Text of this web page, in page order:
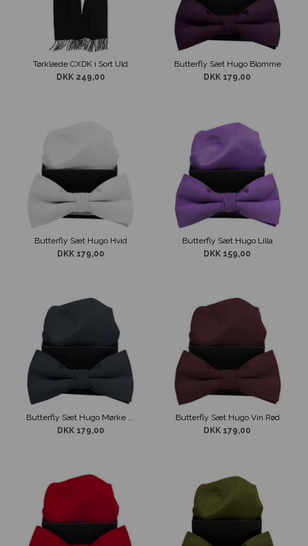
Tørklæde CXDK i Sort Uld
DKK 249,00
Butterfly Sæt Hugo Blomme
DKK 179,00
Butterfly Sæt Hugo Hvid
DKK 179,00
Butterfly Sæt Hugo Lilla
DKK 159,00
DKK 179,00
Butterfly Sæt Hugo Vin Rød
DKK 179,00